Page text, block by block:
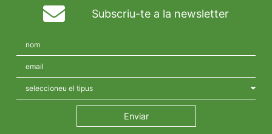
Subscriu-te a la newsletter